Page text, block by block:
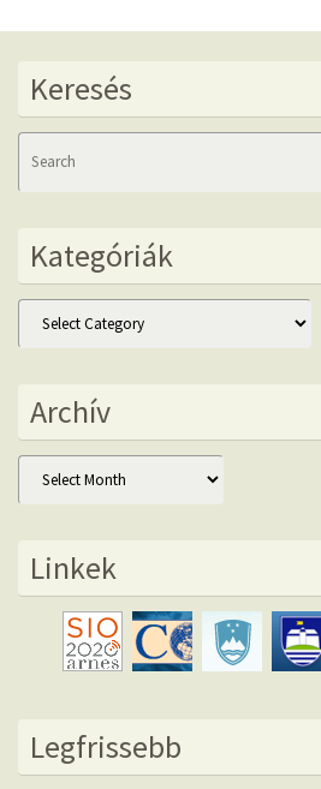
Keresés
Kategóriák
Kategóriák
Archív
Archív
Linkek
Legfrissebb